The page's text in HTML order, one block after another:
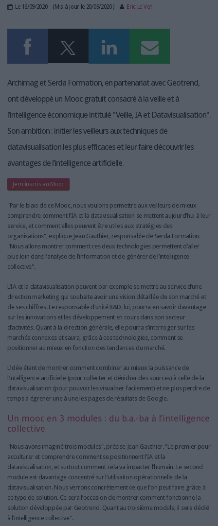
L'ESPACE EMPLOI
L'ANNUAIRE DES ACTEURS
LES LIVRES BLANCS
LES SUPPLÉMENTS
NOS OFFRES D'ABONNEMENTS
Le 16/09/2020 (Mis à jour le 20/09/2020 ) Eric Le Ven
Archimag et Serda Formation, en partenariat avec Geotrend,
ont développé un Mooc gratuit consacré à la veille et à
l’intelligence économique intitulé "Veille, IA et Datavisualisation".
Son ambition : initier les veilleurs aux techniques de
datavisualisation les plus efficaces et leur faire découvrir les
avantages de l’intelligence artificielle.
Je m'inscris au Mooc
"Par le biais de ce Mooc, nous voulons permettre aux veilleurs de mieux
comprendre comment l’IA et la datavisualisation se mettent aujourd’hui à leur
service, et comment elles peuvent être utiles aux stratégies des
organisations", explique Jean Gauthier, responsable de Serda Formation.
"Nous allons montrer comment ces deux technologies permettent d’aller
plus loin dans l’analyse de l’information et de générer de l’intelligence
collective".
L’IA et la datavisualisation peuvent par exemple se mettre au service d’une
direction marketing qui souhaite avoir une vision détaillée de son marché et
de ses chiffres. Le responsable d’unité R&D, lui, pourra en savoir davantage
sur les innovations et les développement en cours dans son secteur
d’activités. Quant à la direction générale, elle pourra s’interroger sur les
marchés connexes et saura, grâce à ces technologies, comment se
positionner au mieux en fonction des tendances du marché.
L’idée étant de montrer comment combiner au mieux la puissance de
l’intelligence artificielle (pour collecter et dénicher des sources) à celle de la
datavisualisation (pour pouvoir les visualiser facilement) et ne plus perdre de
temps à égrener une à une les pages de résultats de Google.
Un mooc en 3 modules : du b.a.-ba à l’intelligence
collective
"Nous avons imaginé trois modules", précise Jean Gauthier. "Le premier pour
acculturer et comprendre comment se positionnent l’IA et la
datavisualisation, et surtout comment cela va impacter l’humain. Le second
module est davantage concentré sur l’utilisation opérationnelle de la
datavisualisation. Nous verrons concrètement ce que l’on peut faire grâce à
ce type de solution. Ce sera l’occasion de montrer comment fonctionne la
solution développée par Geotrend. Quant au troisième module, il sera dédié
à l’intelligence collective".